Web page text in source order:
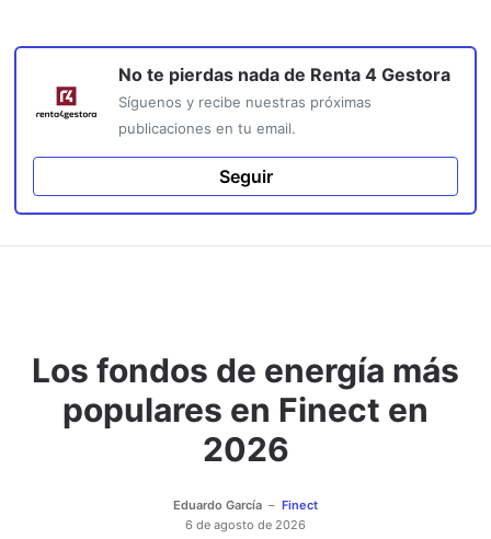
No te pierdas nada de Renta 4 Gestora
Síguenos y recibe nuestras próximas
publicaciones en tu email.
Seguir
Los fondos de energía más
populares en Finect en
2026
Eduardo García
Finect
6 de agosto de 2026